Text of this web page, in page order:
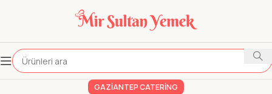
GAZIANTEP CATERING